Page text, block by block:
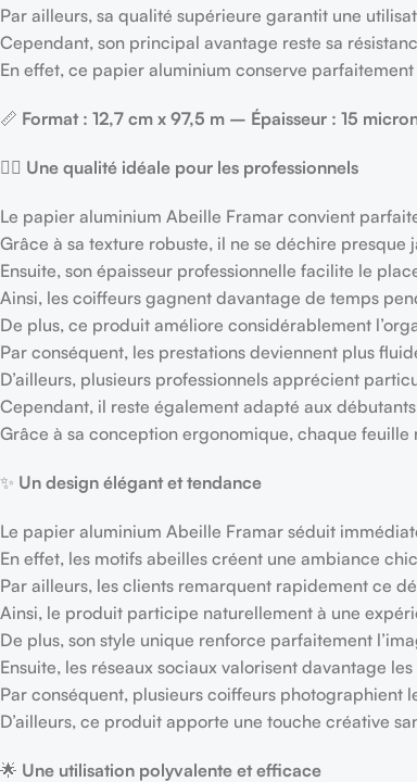
Par ailleurs, sa qualité supérieure garantit une
Cependant, son principal avantage reste sa
En effet, ce papier aluminium conserve
📏 Format : 12,7 cm x 97,5 m – Épaisseur : 15
💇‍♀️ Une qualité idéale pour les professionnels
Le papier aluminium Abeille Framar convient
Grâce à sa texture robuste, il ne se déchire presque
Ensuite, son épaisseur professionnelle facilite le
Ainsi, les coiffeurs gagnent davantage de temps
De plus, ce produit améliore considérablement
Par conséquent, les prestations deviennent plus
D’ailleurs, plusieurs professionnels apprécient
Cependant, il reste également adapté aux
Grâce à sa conception ergonomique, chaque
✨ Un design élégant et tendance
Le papier aluminium Abeille Framar séduit
En effet, les motifs abeilles créent une ambiance
Par ailleurs, les clients remarquent rapidement ce
Ainsi, le produit participe naturellement à une
De plus, son style unique renforce parfaitement
Ensuite, les réseaux sociaux valorisent davantage
Par conséquent, plusieurs coiffeurs photographient
D’ailleurs, ce produit apporte une touche créative
🌟 Une utilisation polyvalente et efficace